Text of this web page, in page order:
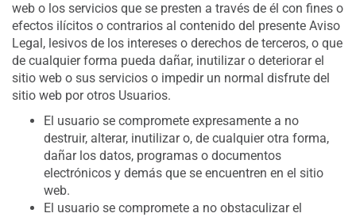
web o los servicios que se presten a través de él con fines o
efectos ilícitos o contrarios al contenido del presente Aviso
Legal, lesivos de los intereses o derechos de terceros, o que
de cualquier forma pueda dañar, inutilizar o deteriorar el
sitio web o sus servicios o impedir un normal disfrute del
sitio web por otros Usuarios.
El usuario se compromete expresamente a no
destruir, alterar, inutilizar o, de cualquier otra forma,
dañar los datos, programas o documentos
electrónicos y demás que se encuentren en el sitio
web.
El usuario se compromete a no obstaculizar el